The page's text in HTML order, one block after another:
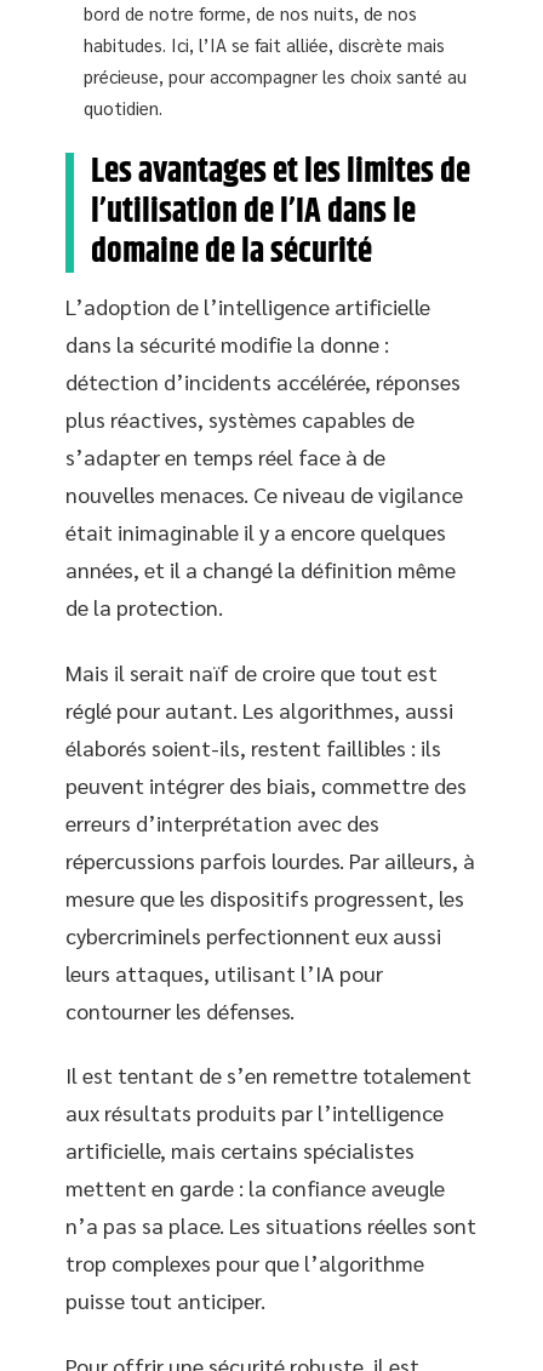
bord de notre forme, de nos nuits, de nos
habitudes. Ici, l’IA se fait alliée, discrète mais
précieuse, pour accompagner les choix santé au
quotidien.
Les avantages et les limites de
l’utilisation de l’IA dans le
domaine de la sécurité
L’adoption de l’intelligence artificielle
dans la sécurité modifie la donne :
détection d’incidents accélérée, réponses
plus réactives, systèmes capables de
s’adapter en temps réel face à de
nouvelles menaces. Ce niveau de vigilance
était inimaginable il y a encore quelques
années, et il a changé la définition même
de la protection.
Mais il serait naïf de croire que tout est
réglé pour autant. Les algorithmes, aussi
élaborés soient-ils, restent faillibles : ils
peuvent intégrer des biais, commettre des
erreurs d’interprétation avec des
répercussions parfois lourdes. Par ailleurs, à
mesure que les dispositifs progressent, les
cybercriminels perfectionnent eux aussi
leurs attaques, utilisant l’IA pour
contourner les défenses.
Il est tentant de s’en remettre totalement
aux résultats produits par l’intelligence
artificielle, mais certains spécialistes
mettent en garde : la confiance aveugle
n’a pas sa place. Les situations réelles sont
trop complexes pour que l’algorithme
puisse tout anticiper.
Pour offrir une sécurité robuste, il est